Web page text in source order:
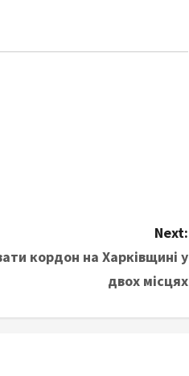
Next:
кордон на Харківщині у
двох місцях